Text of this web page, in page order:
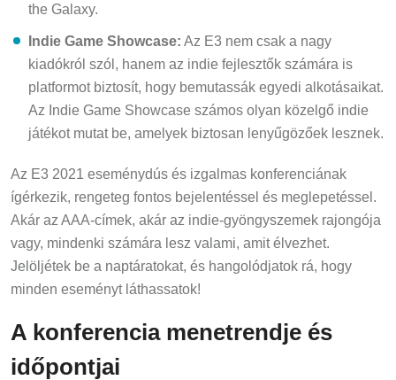
the Galaxy.
Indie Game Showcase: Az E3 nem csak a nagy
kiadókról szól, hanem az indie fejlesztők számára is
platformot biztosít, hogy bemutassák egyedi alkotásaikat.
Az Indie Game Showcase számos olyan közelgő indie
játékot mutat be, amelyek biztosan lenyűgözőek lesznek.
Az E3 2021 eseménydús és izgalmas konferenciának
ígérkezik, rengeteg fontos bejelentéssel és meglepetéssel.
Akár az AAA-címek, akár az indie-gyöngyszemek rajongója
vagy, mindenki számára lesz valami, amit élvezhet.
Jelöljétek be a naptáratokat, és hangolódjatok rá, hogy
minden eseményt láthassatok!
A konferencia menetrendje és
időpontjai